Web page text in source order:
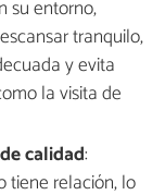
su entorno,
tranquilo,
y evita
la visita de
calidad:
tiene relación, lo